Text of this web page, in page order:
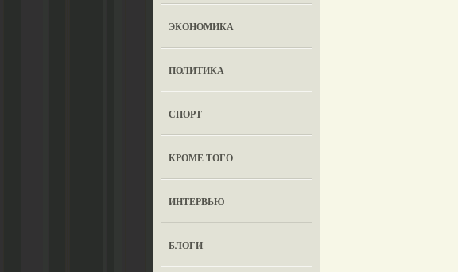
ЭКОНОМИКА
ПОЛИТИКА
СПОРТ
КРОМЕ ТОГО
ИНТЕРВЬЮ
БЛОГИ